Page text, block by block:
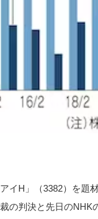
イH」（3382）を題
の判決と先日の